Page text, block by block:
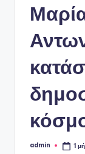
Συγγραφέας:
admin 1